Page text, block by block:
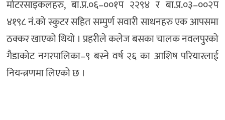
मोटरसाइकलहरु, बा.प्र.०६–००१प २२९४ र बा.प्र.०३–००२प
४१९८ नं.को स्कुटर सहित सम्पुर्ण सवारी साधनहरु एक आपसमा
ठक्कर खाएको थियो । प्रहरीले कलेज बसका चालक नवलपुरको
गैडाकोट नगरपालिका–९ बस्ने वर्ष २६ का आशिष परियारलाई
नियन्त्रणमा लिएको छ ।